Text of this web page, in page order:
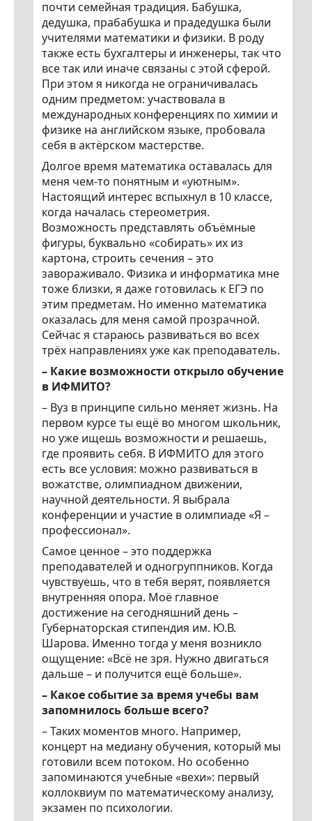
почти семейная традиция. Бабушка,
дедушка, прабабушка и прадедушка были
учителями математики и физики. В роду
также есть бухгалтеры и инженеры, так что
все так или иначе связаны с этой сферой.
При этом я никогда не ограничивалась
одним предметом: участвовала в
международных конференциях по химии и
физике на английском языке, пробовала
себя в актёрском мастерстве.
Долгое время математика оставалась для
меня чем-то понятным и «уютным».
Настоящий интерес вспыхнул в 10 классе,
когда началась стереометрия.
Возможность представлять объёмные
фигуры, буквально «собирать» их из
картона, строить сечения – это
завораживало. Физика и информатика мне
тоже близки, я даже готовилась к ЕГЭ по
этим предметам. Но именно математика
оказалась для меня самой прозрачной.
Сейчас я стараюсь развиваться во всех
трёх направлениях уже как преподаватель.
– Какие возможности открыло обучение
в ИФМИТО?
– Вуз в принципе сильно меняет жизнь. На
первом курсе ты ещё во многом школьник,
но уже ищешь возможности и решаешь,
где проявить себя. В ИФМИТО для этого
есть все условия: можно развиваться в
вожатстве, олимпиадном движении,
научной деятельности. Я выбрала
конференции и участие в олимпиаде «Я –
профессионал».
Самое ценное – это поддержка
преподавателей и одногруппников. Когда
чувствуешь, что в тебя верят, появляется
внутренняя опора. Моё главное
достижение на сегодняшний день –
Губернаторская стипендия им. Ю.В.
Шарова. Именно тогда у меня возникло
ощущение: «Всё не зря. Нужно двигаться
дальше – и получится ещё больше».
– Какое событие за время учебы вам
запомнилось больше всего?
– Таких моментов много. Например,
концерт на медиану обучения, который мы
готовили всем потоком. Но особенно
запоминаются учебные «вехи»: первый
коллоквиум по математическому анализу,
экзамен по психологии.